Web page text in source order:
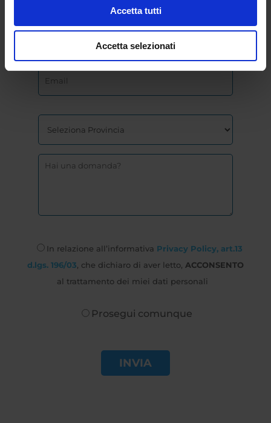
Accetta tutti
Accetta selezionati
In relazione all’informativa Privacy Policy, art.13
d.lgs. 196/03 , che dichiaro di aver letto, ACCONSENTO
al trattamento dei miei dati personali
Prosegui comunque